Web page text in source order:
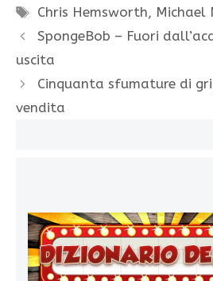
Tag
Chris Hemsworth, Michael
SpongeBob – Fuori
uscita
Cinquanta sfumature di
vendita